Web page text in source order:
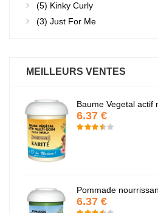
(5) Kinky Curly
(3) Just For Me
MEILLEURS VENTES
Baume Vegetal actif
6.37 €
Pommade
6.37 €